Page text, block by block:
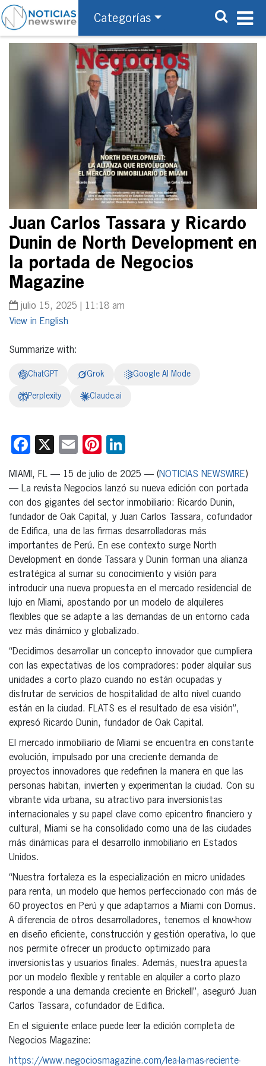
Categorías
Juan Carlos Tassara y Ricardo
Dunin de North Development en
la portada de Negocios
Magazine
julio 15, 2025 | 11:18 am
English
Summarize with:
ChatGPT Grok Google AI Mode
Perplexity Claude.ai
Facebook
X EmailPinterest
MIAMI, FL — 15 de julio de 2025 — (NOTICIAS NEWSWIRE)
— La revista Negocios lanzó su nueva edición con portada
con dos gigantes del sector inmobiliario: Ricardo Dunin,
fundador de Oak Capital, y Juan Carlos Tassara, cofundador
de Edifica, una de las firmas desarrolladoras más
importantes de Perú. En ese contexto surge North
Development en donde Tassara y Dunin forman una alianza
estratégica al sumar su conocimiento y visión para
introducir una nueva propuesta en el mercado residencial de
lujo en Miami, apostando por un modelo de alquileres
flexibles que se adapte a las demandas de un entorno cada
vez más dinámico y globalizado.
“Decidimos desarrollar un concepto innovador que cumpliera
con las expectativas de los compradores: poder alquilar sus
unidades a corto plazo cuando no están ocupadas y
disfrutar de servicios de hospitalidad de alto nivel cuando
están en la ciudad. FLATS es el resultado de esa visión”,
expresó Ricardo Dunin, fundador de Oak Capital.
El mercado inmobiliario de Miami se encuentra en constante
evolución, impulsado por una creciente demanda de
proyectos innovadores que redefinen la manera en que las
personas habitan, invierten y experimentan la ciudad. Con su
vibrante vida urbana, su atractivo para inversionistas
internacionales y su papel clave como epicentro financiero y
cultural, Miami se ha consolidado como una de las ciudades
más dinámicas para el desarrollo inmobiliario en Estados
Unidos.
“Nuestra fortaleza es la especialización en micro unidades
para renta, un modelo que hemos perfeccionado con más de
60 proyectos en Perú y que adaptamos a Miami con Domus.
A diferencia de otros desarrolladores, tenemos el know-how
en diseño eficiente, construcción y gestión operativa, lo que
nos permite ofrecer un producto optimizado para
inversionistas y usuarios finales. Además, nuestra apuesta
por un modelo flexible y rentable en alquiler a corto plazo
responde a una demanda creciente en Brickell”, aseguró Juan
Carlos Tassara, cofundador de Edifica.
En el siguiente enlace puede leer la edición completa de
Negocios Magazine:
https://www.negociosmagazine.com/lea-la-mas-reciente-